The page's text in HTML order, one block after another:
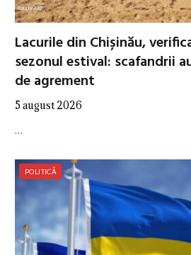
Lacurile din Chișinău,
sezonul estival: scafandrii
de agrement
5 august 2026
…
POLITICĂ